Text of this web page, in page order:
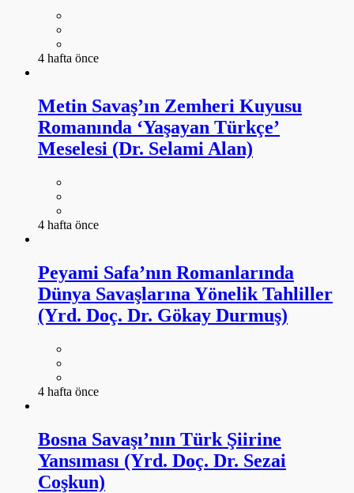
4 hafta önce
Metin Savaş’ın Zemheri Kuyusu
Romanında ‘Yaşayan Türkçe’
Meselesi (Dr. Selami Alan)
4 hafta önce
Peyami Safa’nın Romanlarında
Dünya Savaşlarına Yönelik Tahliller
(Yrd. Doç. Dr. Gökay Durmuş)
4 hafta önce
Bosna Savaşı’nın Türk Şiirine
Yansıması (Yrd. Doç. Dr. Sezai
Coşkun)